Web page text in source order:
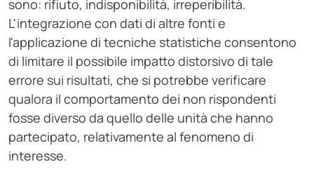
sono: rifiuto, indisponibilità, irreperibilità.
L'integrazione con dati di altre fonti e
l'applicazione di tecniche statistiche consentono
di limitare il possibile impatto distorsivo di tale
errore sui risultati, che si potrebbe verificare
qualora il comportamento dei non rispondenti
fosse diverso da quello delle unità che hanno
partecipato, relativamente al fenomeno di
interesse.